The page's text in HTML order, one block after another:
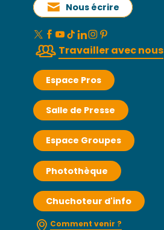
Nous écrire
Travailler avec nous
Espace Pros
Salle de Presse
Espace Groupes
Photothèque
Chuchoteur d'info
Comment venir ?